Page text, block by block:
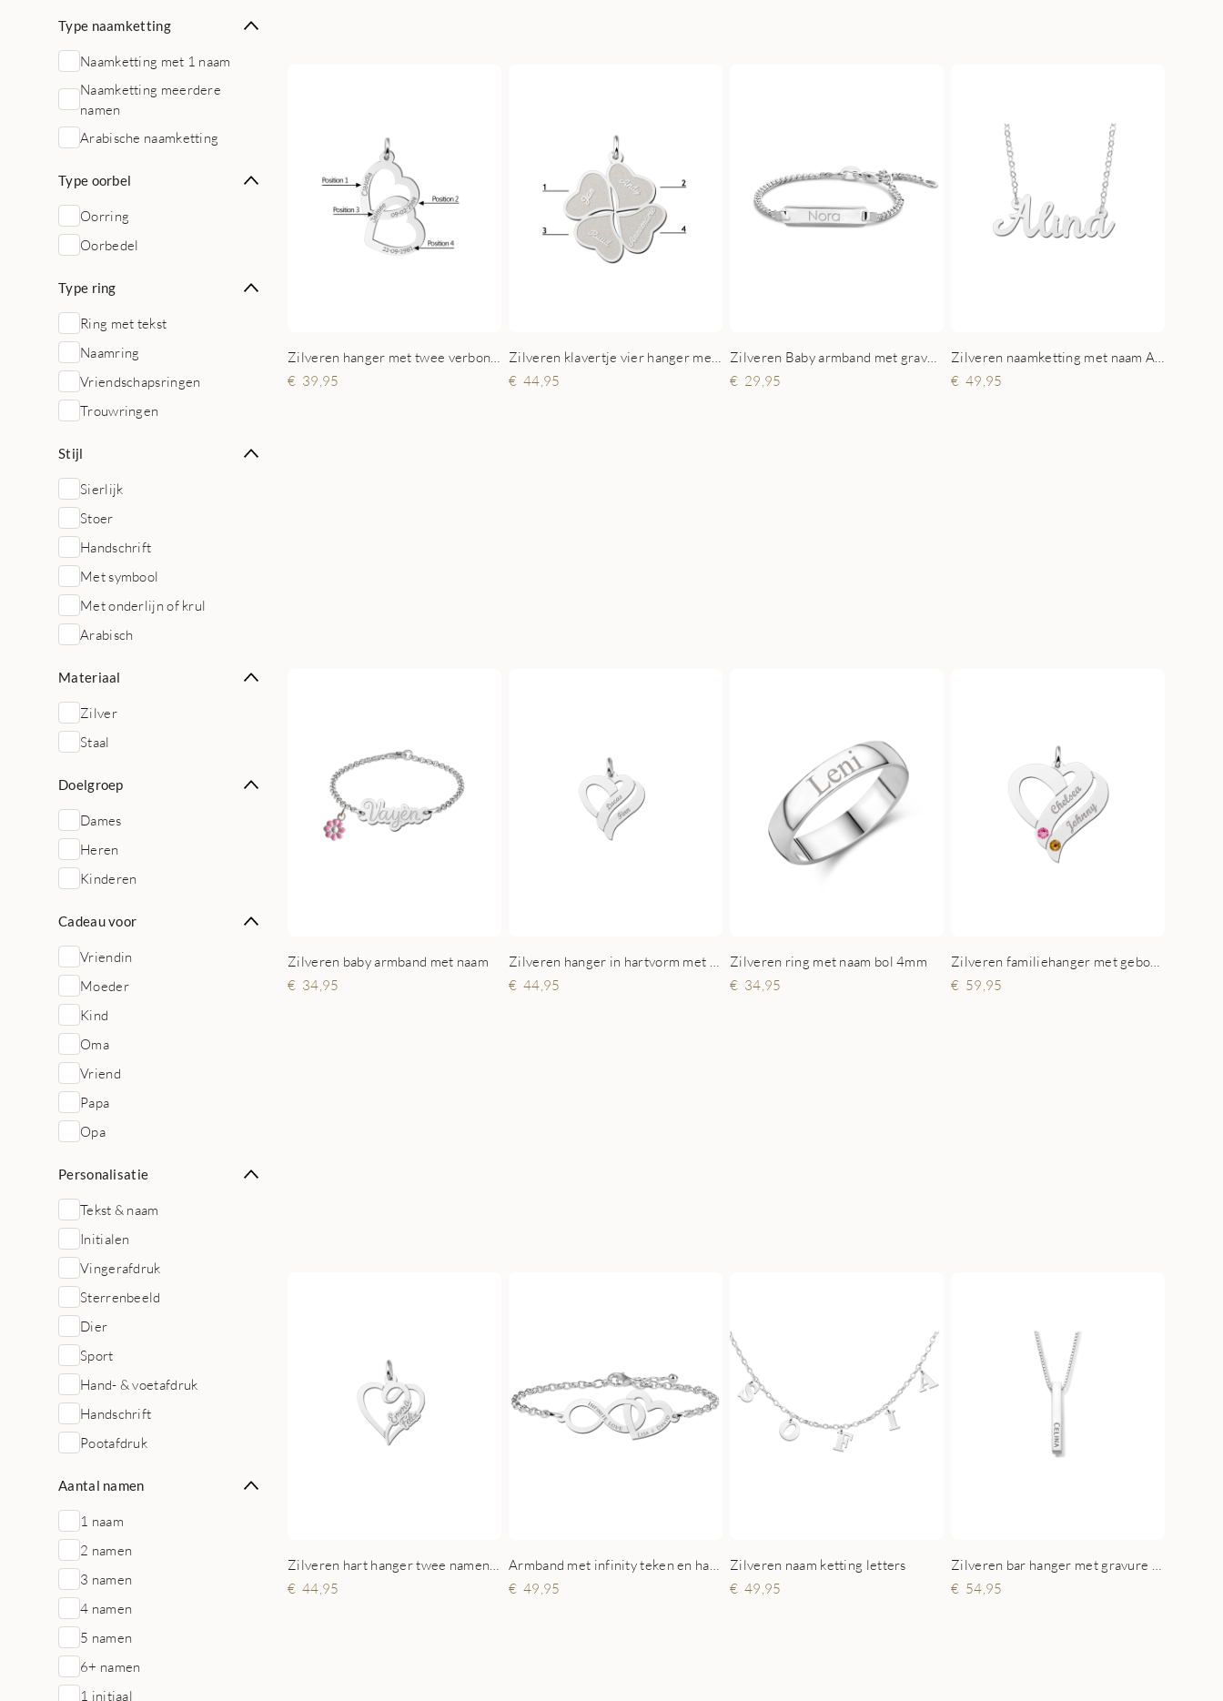
Type naamketting
Naamketting met 1 naam
Naamketting meerdere
namen
Arabische naamketting
Type oorbel
Oorring
Oorbedel
Type ring
Ring met tekst
Naamring
Vriendschapsringen
Trouwringen
Stijl
Sierlijk
Stoer
Handschrift
Met symbool
Met onderlijn of krul
Arabisch
Materiaal
Zilver
Staal
Doelgroep
Dames
Heren
Kinderen
Cadeau voor
Vriendin
Moeder
Kind
Oma
Vriend
Papa
Opa
Personalisatie
Tekst & naam
Initialen
Vingerafdruk
Sterrenbeeld
Dier
Sport
Hand- & voetafdruk
Handschrift
Pootafdruk
Aantal namen
1 naam
2 namen
3 namen
4 namen
5 namen
6+ namen
1 initiaal
39,95
44,95
29,95
49,95
Zilveren baby armband met naam
34,95
44,95
Zilveren ring met naam bol 4mm
34,95
59,95
44,95
49,95
Zilveren naam ketting letters
49,95
54,95